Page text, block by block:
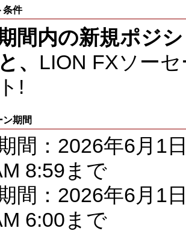
条件
間内の新規ポジ
、 LION FXソー
!
ン期間
間： 2026年6月1
8:59まで
間： 2026年6月1
6:00まで